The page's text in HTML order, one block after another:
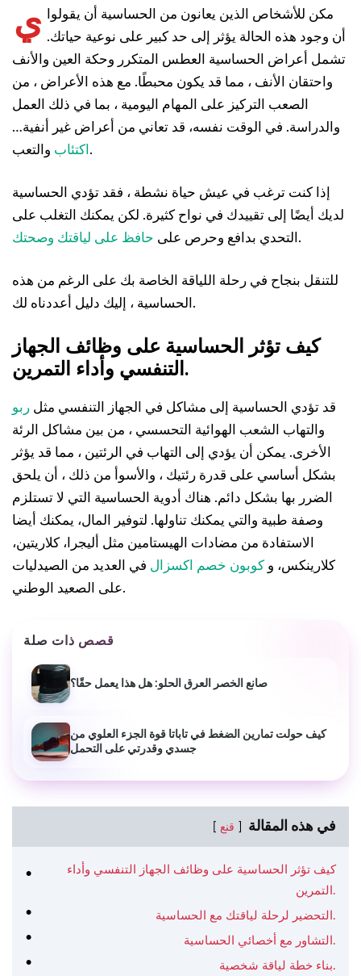
ي
مكن للأشخاص الذين يعانون من الحساسية أن يقولوا
أن وجود هذه الحالة يؤثر إلى حد كبير على نوعية حياتك.
تشمل أعراض الحساسية العطس المتكرر وحكة العين والأنف
واحتقان الأنف ، مما قد يكون محبطًا. مع هذه الأعراض ، من
الصعب التركيز على المهام اليومية ، بما في ذلك العمل
والدراسة. في الوقت نفسه، قد تعاني من أعراض غير أنفية…
اكتئاب والتعب.
إذا كنت ترغب في عيش حياة نشطة ، فقد تؤدي الحساسية
لديك أيضًا إلى تقييدك في نواح كثيرة. لكن يمكنك التغلب على
التحدي بدافع وحرص على حافظ على لياقتك وصحتك .
للتنقل بنجاح في رحلة اللياقة الخاصة بك على الرغم من هذه
الحساسية ، إليك دليل أعددناه لك.
كيف تؤثر الحساسية على وظائف الجهاز
التنفسي وأداء التمرين.
قد تؤدي الحساسية إلى مشاكل في الجهاز التنفسي مثل ربو
والتهاب الشعب الهوائية التحسسي ، من بين مشاكل الرئة
الأخرى. يمكن أن يؤدي إلى التهاب في الرئتين ، مما قد يؤثر
بشكل أساسي على قدرة رئتيك ، والأسوأ من ذلك ، أن يلحق
الضرر بها بشكل دائم. هناك أدوية الحساسية التي لا تستلزم
وصفة طبية والتي يمكنك تناولها. لتوفير المال، يمكنك أيضا
الاستفادة من مضادات الهيستامين مثل أليجرا، كلاريتين،
كلارينكس، و كوبون خصم اكسزال في العديد من الصيدليات
على الصعيد الوطني.
قصص ذات صلة
صانع الخصر العرق الحلو: هل هذا يعمل حقًا؟
كيف حولت تمارين الضغط في تاباتا قوة الجزء العلوي من
جسدي وقدرتي على التحمل
في هذه المقالة قنع
كيف تؤثر الحساسية على وظائف الجهاز التنفسي وأداء
التمرين.
التحضير لرحلة لياقتك مع الحساسية.
التشاور مع أخصائي الحساسية.
بناء خطة لياقة شخصية.